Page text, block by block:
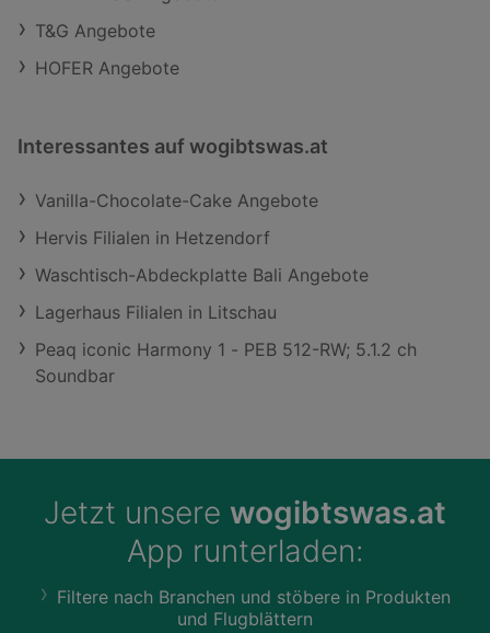
T&G Angebote
HOFER Angebote
Interessantes auf wogibtswas.at
Vanilla-Chocolate-Cake Angebote
Hervis Filialen in Hetzendorf
Waschtisch-Abdeckplatte Bali Angebote
Lagerhaus Filialen in Litschau
Peaq iconic Harmony 1 - PEB 512-RW; 5.1.2 ch
Soundbar
Jetzt unsere wogibtswas.at
App runterladen:
Filtere nach Branchen und stöbere in Produkten
und Flugblättern